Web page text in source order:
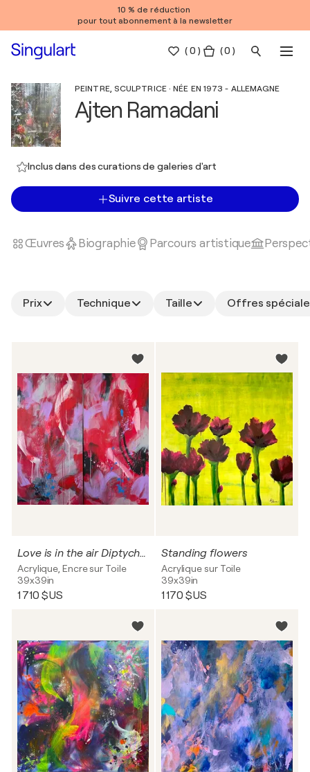
10 % de réduction
pour tout abonnement à la newsletter
(0 ) ( 0 )
PEINTRE, SCULPTRICE · NÉE EN 1973 - ALLEMAGNE
Ajten Ramadani
Inclus dans des curations de galeries d'art
Suivre cette artiste
Œuvres Biographie Parcours artistique
Prix Technique Taille Offres
Love is in the air Diptychon
Acrylique, Encre sur Toile
39x39in
1 710 $US
Standing flowers
Acrylique sur Toile
39x39in
1 170 $US